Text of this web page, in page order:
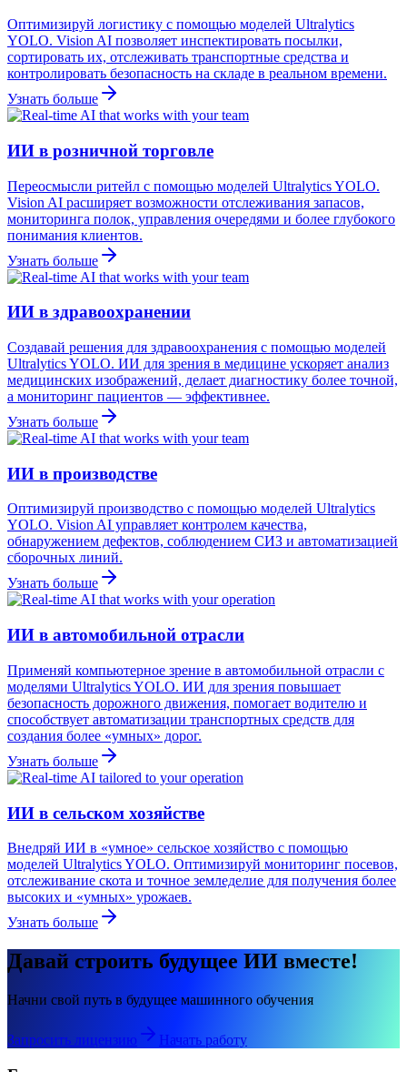
Оптимизируй логистику с помощью моделей Ultralytics
YOLO. Vision AI позволяет инспектировать посылки,
сортировать их, отслеживать транспортные средства и
контролировать безопасность на складе в реальном времени.
Узнать больше
ИИ в розничной торговле
Переосмысли ритейл с помощью моделей Ultralytics YOLO.
Vision AI расширяет возможности отслеживания запасов,
мониторинга полок, управления очередями и более глубокого
понимания клиентов.
Узнать больше
ИИ в здравоохранении
Создавай решения для здравоохранения с помощью моделей
Ultralytics YOLO. ИИ для зрения в медицине ускоряет анализ
медицинских изображений, делает диагностику более точной,
а мониторинг пациентов — эффективнее.
Узнать больше
ИИ в производстве
Оптимизируй производство с помощью моделей Ultralytics
YOLO. Vision AI управляет контролем качества,
обнаружением дефектов, соблюдением СИЗ и автоматизацией
сборочных линий.
Узнать больше
ИИ в автомобильной отрасли
Применяй компьютерное зрение в автомобильной отрасли с
моделями Ultralytics YOLO. ИИ для зрения повышает
безопасность дорожного движения, помогает водителю и
способствует автоматизации транспортных средств для
создания более «умных» дорог.
Узнать больше
ИИ в сельском хозяйстве
Внедряй ИИ в «умное» сельское хозяйство с помощью
моделей Ultralytics YOLO. Оптимизируй мониторинг посевов,
отслеживание скота и точное земледелие для получения более
высоких и «умных» урожаев.
Узнать больше
Давай строить будущее ИИ вместе!
Начни свой путь в будущее машинного обучения
Запросить лицензию Начать работу